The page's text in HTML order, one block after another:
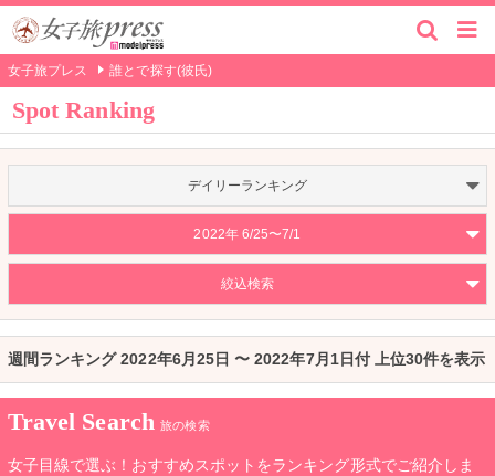
女子旅プレス 誰とで探す(彼氏)
Spot Ranking
デイリーランキング
2022年 6/25〜7/1
絞込検索
週間ランキング 2022年6月25日 〜 2022年7月1日付 上位30件を表示
Travel Search 旅の検索
女子目線で選ぶ！おすすめスポットをランキング形式でご紹介しま